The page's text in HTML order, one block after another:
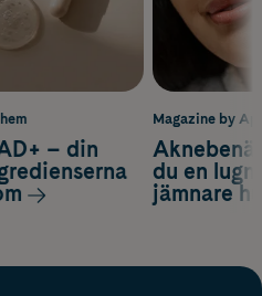
Magazine by
du en
jämnare
– din